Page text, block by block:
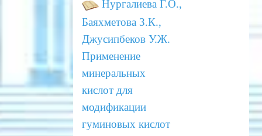
Нургалиева Г.О.,
Баяхметова З.К.,
Джусипбеков У.Ж.
Применение
минеральных
кислот для
модификации
гуминовых кислот